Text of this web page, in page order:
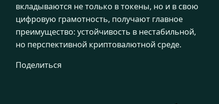
вкладываются не только в токены, но и в свою
цифровую грамотность, получают главное
преимущество: устойчивость в нестабильной,
но перспективной криптовалютной среде.
Поделиться